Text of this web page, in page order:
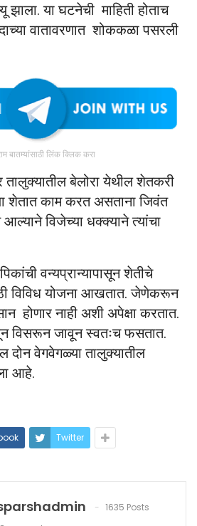
झाला. या घटनेची माहिती होताच
वातावरणात शोककळा पसरली
बातम्यांसाठी लिंक क्लिक करा
तालुक्यातील बेलोरा येथील शेतकरी
शेतात काम करत असताना जिवंत
आल्याने विजेच्या धक्क्याने त्यांचा
वन्यप्रान्यापासून शेतीचे
विविध योजना आखतात. जेणेकरून
होणार नाही अशी अपेक्षा करतात.
विसरून जावून स्वतःच फसतात.
दोन वेगवेगळ्या तालुक्यातील
आहे.
Twitter
1635 Posts